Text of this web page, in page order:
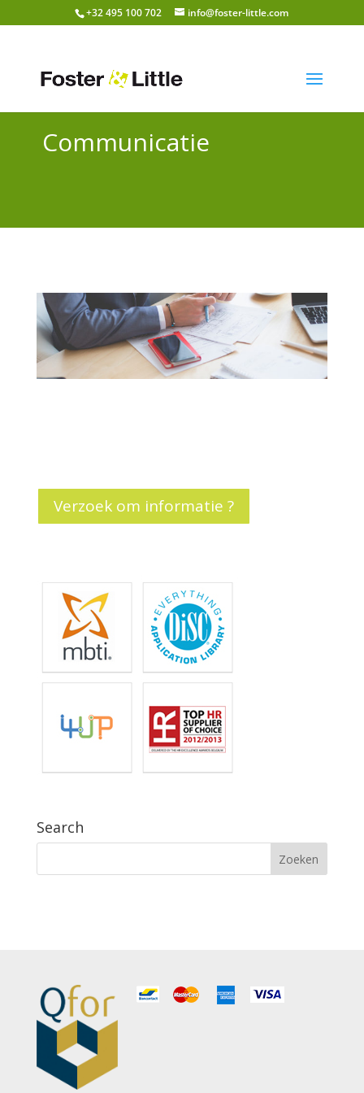
+32 495 100 702 info@foster-little.com
Communicatie
Verzoek om informatie ?
Search